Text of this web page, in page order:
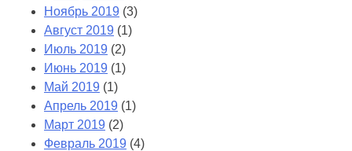
Ноябрь 2019 (3)
Август 2019 (1)
Июль 2019 (2)
Июнь 2019 (1)
Май 2019 (1)
Апрель 2019 (1)
Март 2019 (2)
Февраль 2019 (4)